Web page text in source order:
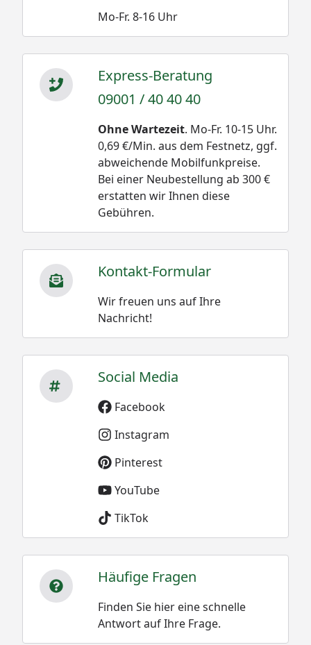
Mo-Fr. 8-16 Uhr
Express-Beratung
09001 / 40 40 40
Ohne Wartezeit. Mo-Fr. 10-15 Uhr.
0,69 €/Min. aus dem Festnetz, ggf.
abweichende Mobilfunkpreise.
Bei einer Neubestellung ab 300 €
erstatten wir Ihnen diese
Gebühren.
Kontakt-Formular
Wir freuen uns auf Ihre
Nachricht!
Social Media
Facebook
Instagram
Pinterest
YouTube
TikTok
Häufige Fragen
Finden Sie hier eine schnelle
Antwort auf Ihre Frage.